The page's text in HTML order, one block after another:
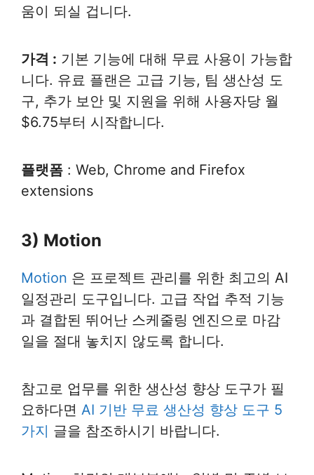
움이 되실 겁니다.
가격 : 기본 기능에 대해 무료 사용이 가능합
니다. 유료 플랜은 고급 기능, 팀 생산성 도
구, 추가 보안 및 지원을 위해 사용자당 월
$6.75부터 시작합니다.
플랫폼 : Web, Chrome and Firefox
extensions
3) Motion
Motion 은 프로젝트 관리를 위한 최고의 AI
일정관리 도구입니다. 고급 작업 추적 기능
과 결합된 뛰어난 스케줄링 엔진으로 마감
일을 절대 놓치지 않도록 합니다.
참고로 업무를 위한 생산성 향상 도구가 필
요하다면 AI 기반 무료 생산성 향상 도구 5
가지 글을 참조하시기 바랍니다.